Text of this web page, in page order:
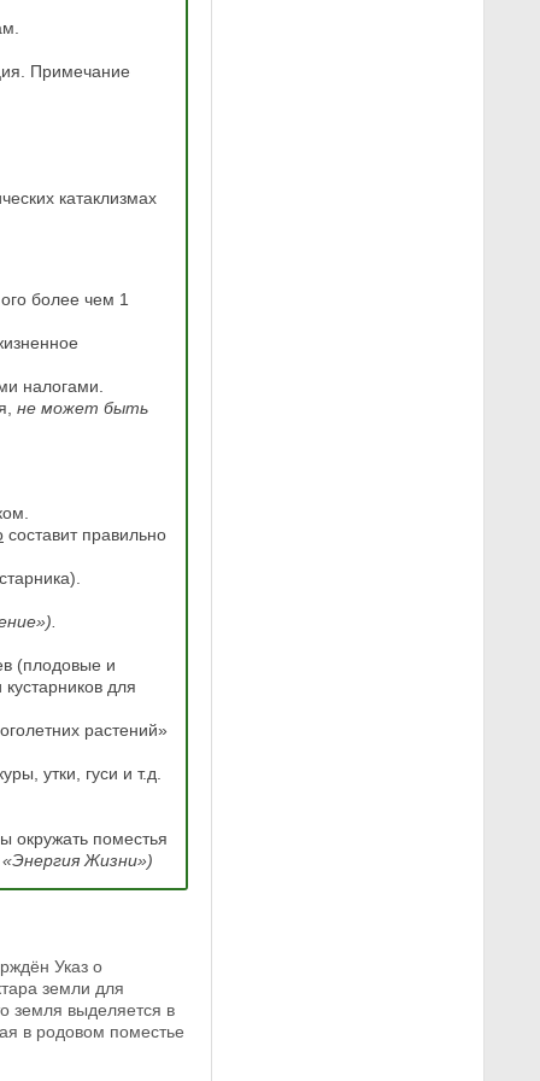
Примечание
катаклизмах
более чем 1
налогами.
не может быть
составит правильно
(плодовые и
для
растений»
утки, гуси и т.д.
окружать поместья
«Энергия Жизни»)
Указ о
земли для
земля выделяется в
в родовом поместье